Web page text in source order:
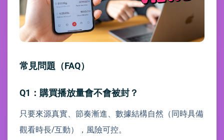
常見問題（FAQ）
Q1：購買播放量會不會被封？
只要來源真實、節奏漸進、數據結構自然（同時具備
觀看時長/互動），風險可控。